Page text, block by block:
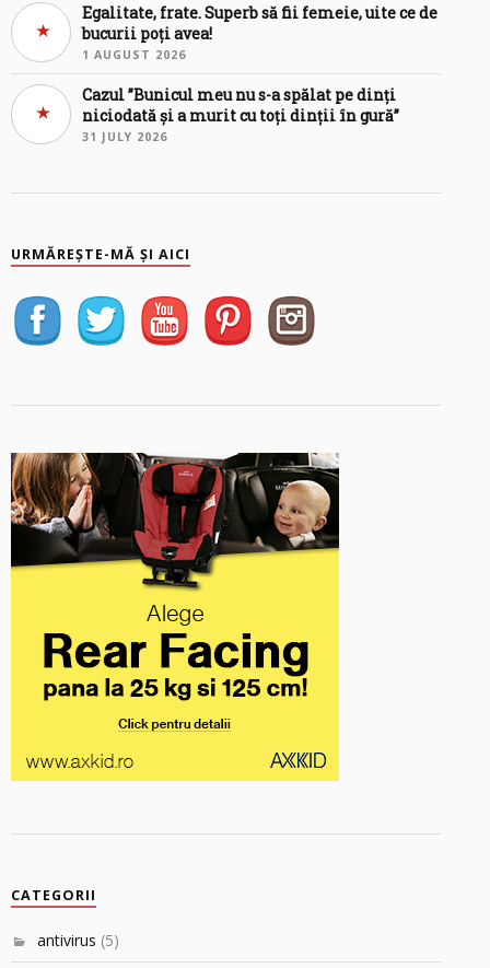
Egalitate, frate. Superb să fii femeie, uite ce de
bucurii poți avea!
1 AUGUST 2026
Cazul ”Bunicul meu nu s-a spălat pe dinți
niciodată și a murit cu toți dinții în gură”
31 JULY 2026
URMĂREȘTE-MĂ ȘI AICI
CATEGORII
antivirus (5)